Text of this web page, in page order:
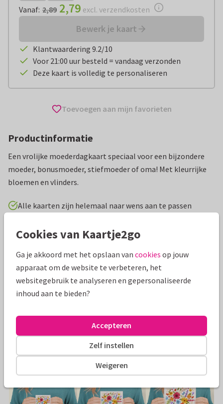
Vanaf: 2,89 2,79 excl. verzendkosten
Bewerk je kaart
Klantwaardering 9.2/10
Voor 21:00 uur besteld = vandaag verzonden
Deze kaart is volledig te personaliseren
Toevoegen aan mijn favorieten
Productinformatie
Een vrolijke moederdagkaart speciaal voor een bijzondere
moeder, bonusmoeder, stiefmoeder of oma! Met kleurrijke
bloemen en vlinders.
Alle kaarten zijn helemaal naar wens aan te passen
Moederdag kaarten Paperhugs - by Lidy
Specificaties bij deze kaart
Papiersoort: Kies uit 6 luxe papiersoorten
Adres: Achterop de kaart
Formaten
Cookies van Kaartje2go
Ga je akkoord met het opslaan van cookies op jouw
apparaat om de website te verbeteren, het
websitegebruik te analyseren en gepersonaliseerde
inhoud aan te bieden?
Weigeren
Zelf instellen
Accepteren